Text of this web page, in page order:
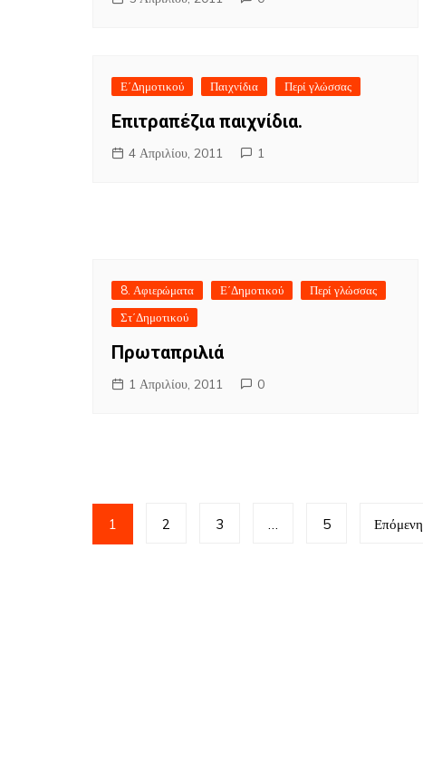
Ε΄Δημοτικού Παιχνίδια Περί γλώσσας
Επιτραπέζια παιχνίδια.
4 Απριλίου, 2011 1
8. Αφιερώματα Ε΄Δημοτικού
Περί γλώσσας
Στ΄Δημοτικού
Πρωταπριλιά
1 Απριλίου, 2011 0
1 2 3 … 5 Επόμενη